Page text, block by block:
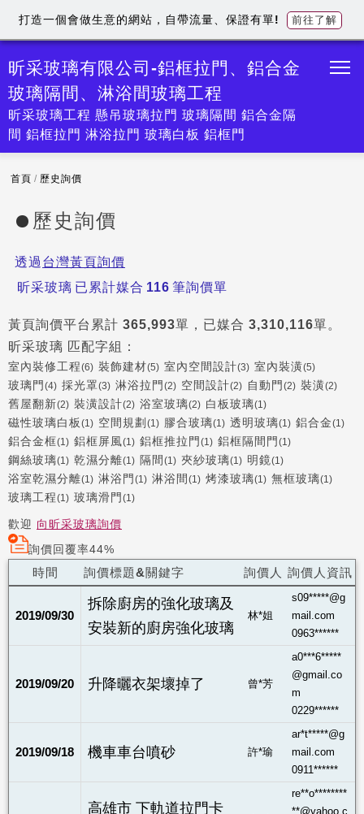
昕采玻璃有限公司-鋁框拉門、鋁合金
玻璃隔間、淋浴間玻璃工程
昕采玻璃工程 懸吊玻璃拉門 玻璃隔間 鋁合金隔
間 鋁框拉門 淋浴拉門 玻璃白板 鋁框門
首頁 / 歷史詢價
歷史詢價
透過 台灣黃頁詢價
昕采玻璃 已累計媒合 116 筆詢價單
黃頁詢價平台累計 365,993單，已媒合 3,310,116單。
昕采玻璃 匹配字組：
室內裝修工程(6) 裝飾建材(5) 室內空間設計(3) 室內裝潢(5)
玻璃門 (4) 採光罩(3) 淋浴拉門 (2) 空間設計(2) 自動門 (2) 裝潢(2)
舊屋翻新(2) 裝潢設計(2) 浴室玻璃(2) 白板玻璃(1)
磁性玻璃白板 (1) 空間規劃 (1) 膠合玻璃(1) 透明玻璃(1) 鋁合金(1)
鋁合金框(1) 鋁框屏風(1) 鋁框推拉門 (1) 鋁框隔間門 (1)
鋼絲玻璃(1) 乾濕分離(1) 隔間 (1) 夾紗玻璃(1) 明鏡(1)
浴室乾濕分離(1) 淋浴門 (1) 淋浴間 (1) 烤漆玻璃(1) 無框玻璃(1)
玻璃工程(1) 玻璃滑門 (1)
歡迎 向昕采玻璃詢價
詢價回覆率44%
時間 詢價標題&關鍵字 詢價人 詢價人資訊
2019/09/30
拆除廚房的強化玻璃及
安裝新的廚房強化玻璃
林*姐
s09*****@g
mail.com
0963******
2019/09/20 升降曬衣架壞掉了 曾*芳
a0***6*****
@gmail.co
m
0229******
2019/09/18 機車車台噴砂 許*瑜
ar*t*****@g
mail.com
0911******
高雄市 下軌道拉門卡
re**o********
**@yahoo.c
打造一個會做生意的網站，自帶流量、保證有單! 前往了解